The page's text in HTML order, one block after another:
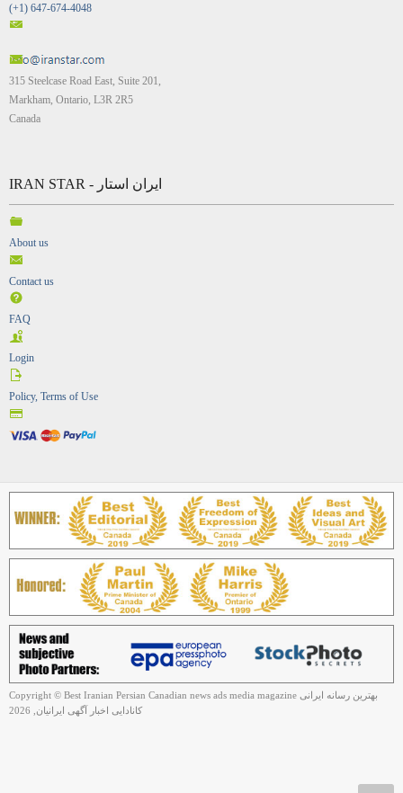
(+1) 647-674-4048
315 Steelcase Road East, Suite 201,
Markham, Ontario, L3R 2R5
Canada
IRAN STAR - ایران استار
About us
Contact us
FAQ
Login
Policy, Terms of Use
Copyright © Best Iranian Persian Canadian news ads media magazine بهترین رسانه ایرانی
کانادایی اخبار آگهی ایرانیان, 2026